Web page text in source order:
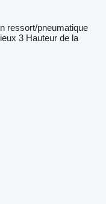
ressort/pneumatique
3 Hauteur de la